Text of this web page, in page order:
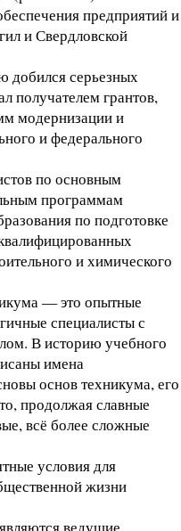
предприятий и
и Свердловской
добился серьезных
получателем грантов,
модернизации и
и федерального
по основным
программам
по подготовке
и химического
— это опытные
специалисты с
В историю учебного
имена
основ техникума, его
продолжая славные
всё более сложные
условия для
жизни